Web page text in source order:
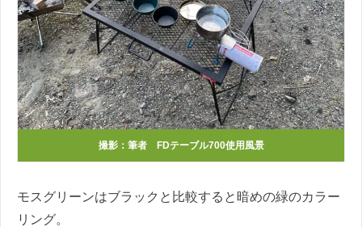
撮影：筆者 FDテーブル700使用風景
モスグリーンはブラックと比較すると暗めの緑のカラー
リング。